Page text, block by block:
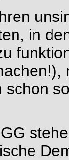
in
schon